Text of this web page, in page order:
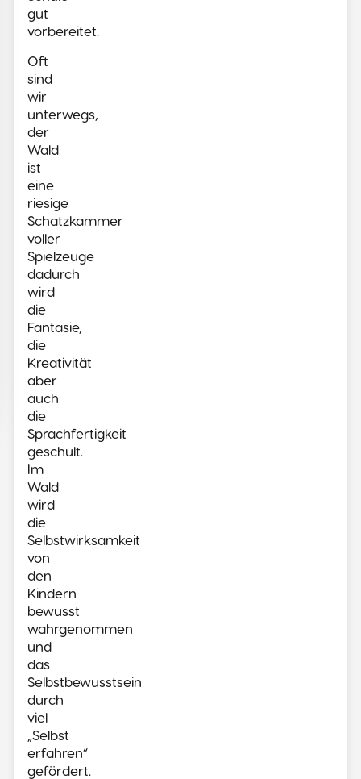
gut
vorbereitet.
Oft
sind
wir
unterwegs,
der
Wald
ist
eine
riesige
Schatzkammer
voller
Spielzeuge
dadurch
wird
die
Fantasie,
die
Kreativität
aber
auch
die
Sprachfertigkeit
geschult.
Im
Wald
wird
die
Selbstwirksamkeit
von
den
Kindern
bewusst
wahrgenommen
und
das
Selbstbewusstsein
durch
viel
„Selbst
erfahren“
gefördert.